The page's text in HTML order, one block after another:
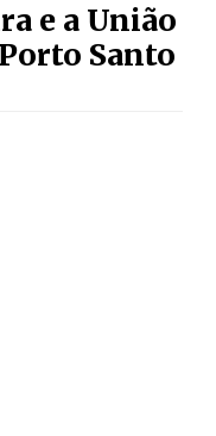
e a União
Santo